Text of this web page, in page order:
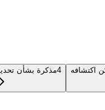
اكتشافه 4مذكرة بشأن